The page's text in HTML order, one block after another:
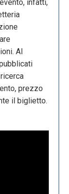
infatti,
Al
prezzo
il biglietto.